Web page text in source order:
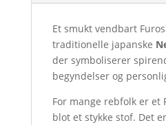
Et smukt vendbart
traditionelle japanske
der symboliserer
begyndelser og
For mange rebfolk er et
blot et stykke stof. Det